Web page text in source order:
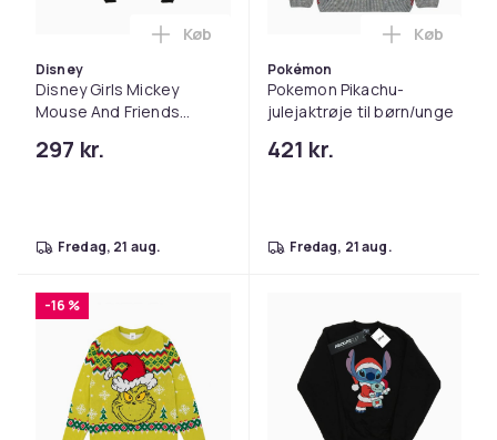
Disney
Disney Girls Mickey
Mouse And Friends
297 kr.
Læg Disney Girls Mickey Mouse And
Køb
fredag, 21 aug.
Pokémon
Pokemon Pikachu-
julejaktrøje til børn/unge
421 kr.
Læg
Køb
fredag, 21 aug.
-16 %